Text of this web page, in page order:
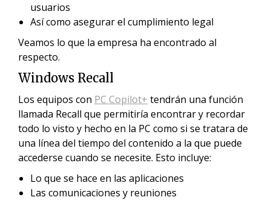
usuarios
Así como asegurar el cumplimiento legal
Veamos lo que la empresa ha encontrado al
respecto.
Windows Recall
Los equipos con PC Copilot+ tendrán una función
llamada Recall que permitiría encontrar y recordar
todo lo visto y hecho en la PC como si se tratara de
una línea del tiempo del contenido a la que puede
accederse cuando se necesite. Esto incluye:
Lo que se hace en las aplicaciones
Las comunicaciones y reuniones